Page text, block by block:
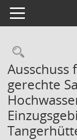
Toggle navigation
Ausschuss
gerechte